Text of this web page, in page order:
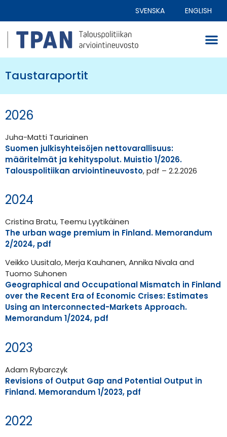
SVENSKA ENGLISH
Taustaraportit
2026
Juha-Matti Tauriainen
Suomen julkisyhteisöjen nettovarallisuus:
määritelmät ja kehityspolut. Muistio 1/2026.
Talouspolitiikan arviointineuvosto, pdf – 2.2.2026
2024
Cristina Bratu, Teemu Lyytikäinen
The urban wage premium in Finland. Memorandum
2/2024, pdf
Veikko Uusitalo, Merja Kauhanen, Annika Nivala and
Tuomo Suhonen
Geographical and Occupational Mismatch in Finland
over the Recent Era of Economic Crises: Estimates
Using an Interconnected-Markets Approach.
Memorandum 1/2024, pdf
2023
Adam Rybarczyk
Revisions of Output Gap and Potential Output in
Finland. Memorandum 1/2023, pdf
2022